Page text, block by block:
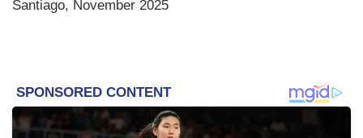
Santiago, November 2025